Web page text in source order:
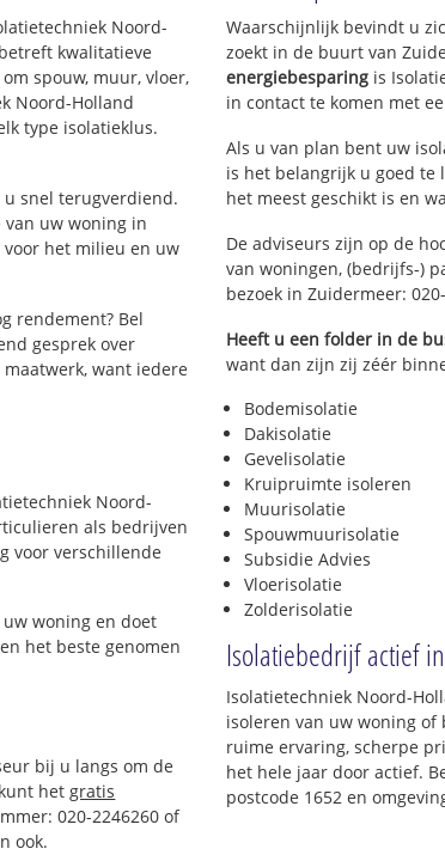
Noord-
kwalitatieve
spouw, muur, vloer,
Noord-Holland
type isolatieklus.
snel terugverdiend.
uw woning in
het milieu en uw
rendement? Bel
gesprek over
want iedere
Noord-
als bedrijven
voor verschillende
woning en doet
het beste genomen
bij u langs om de
hetgratis
020-2246260 of
ook.
Waarschijnlijk bevindt u
zoekt in de buurt van
energiebesparing is
in contact te komen met
Als u van plan bent uw
is het belangrijk u goed te
het meest geschikt is en
De adviseurs zijn op de
van woningen, (bedrijfs-)
bezoek in Zuidermeer:
Heeft u een folder in de
want dan zijn zij zéér
Bodemisolatie
Dakisolatie
Gevelisolatie
Kruipruimte isoleren
Muurisolatie
Spouwmuurisolatie
Subsidie Advies
Vloerisolatie
Zolderisolatie
Isolatiebedrijf actief
Isolatietechniek Noord-
isoleren van uw woning
ruime ervaring, scherpe
het hele jaar door actief.
postcode 1652 en